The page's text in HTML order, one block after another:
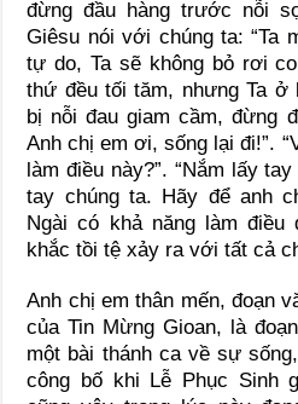
đừng đầu hàng trước nỗi
Giêsu nói với chúng ta: “Ta
tự do, Ta sẽ không bỏ rơi
thứ đều tối tăm, nhưng Ta
bị nỗi đau giam cầm, đừng
Anh chị em ơi, sống lại đi!”.
làm điều này?”. “Nắm lấy
tay chúng ta. Hãy để anh
Ngài có khả năng làm điều
khắc tồi tệ xảy ra với tất cả
Anh chị em thân mến, đoạn
của Tin Mừng Gioan, là
một bài thánh ca về sự
công bố khi Lễ Phục Sinh